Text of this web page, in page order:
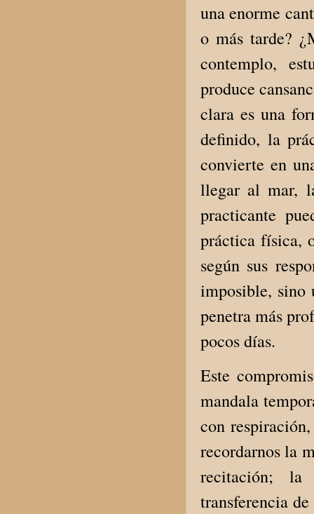
una enorme
o más tarde?
contemplo,
produce
clara es una
definido, la
convierte en
llegar al mar,
practicante
práctica física,
según sus
imposible, sino
penetra más
pocos días.
Este
mandala
con
recordarnos la
recitación; la
transferencia